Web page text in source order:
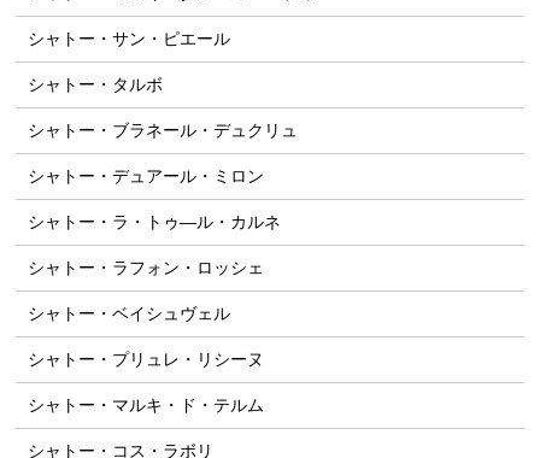
シャトー・サン・ピエール
シャトー・タルボ
シャトー・ブラネール・デュクリュ
シャトー・デュアール・ミロン
シャトー・ラ・トゥ―ル・カルネ
シャトー・ラフォン・ロッシェ
シャトー・ベイシュヴェル
シャトー・プリュレ・リシーヌ
シャトー・マルキ・ド・テルム
シャトー・コス・ラボリ